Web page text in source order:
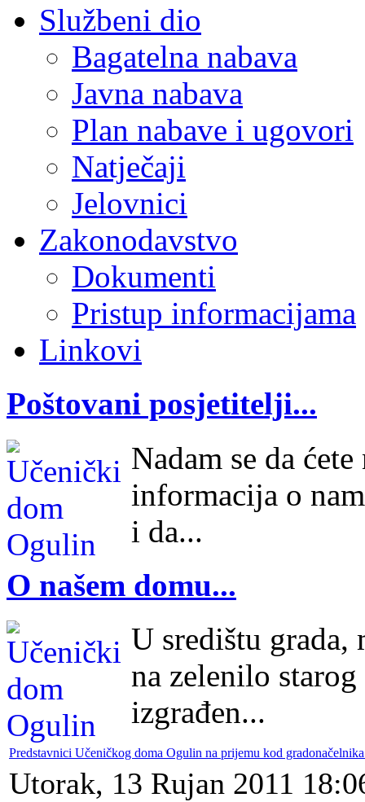
Službeni dio
Bagatelna nabava
Javna nabava
Plan nabave i ugovori
Natječaji
Jelovnici
Zakonodavstvo
Dokumenti
Pristup informacijama
Linkovi
Poštovani posjetitelji...
Nadam se da
informacija o
i da...
O našem domu...
U središtu grada,
na zelenilo
izgrađen...
Predstavnici Učeničkog doma Ogulin na prijemu kod
Utorak, 13 Rujan 2011